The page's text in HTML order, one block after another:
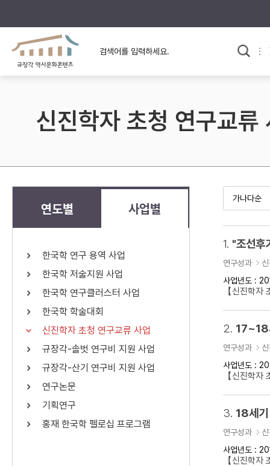
규장각의 어제와 오늘
규장각 소개영상
사료와 문학으로 본
고대
고려
조선 후기
근대
검색 연산자 사용안내
연산자
AND
OR 정조 OR 정약용 “정조” 또는 “
료를 검색
신진학자 초청 연구교류
연도별 사업별
한국학 연구 용역 사업
한국학 저술지원 사업
한국학 연구클러스터 사업
한국학 학술대회
신진학자 초청 연구교류 사업
규장각-솔벗 연구비 지원 사업
규장각-산기 연구비 지원 사업
연구논문
기획연구
홍재 한국학 펠로십 프로그램
1.
연구성과
사업년도 :
【신진학
2. 17~18
연구성과
사업년도 :
【신진학
3. 18세기
연구성과
사업년도 :
【신진학